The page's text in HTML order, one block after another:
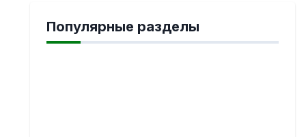
Популярные разделы